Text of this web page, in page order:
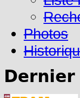
Photos